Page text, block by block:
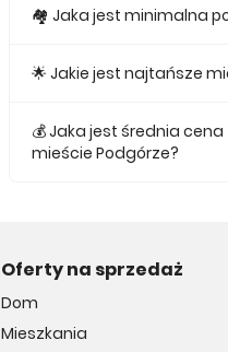
🏘 Jaka jest minimalna
🌟 Jakie jest najtańsze
💰 Jaka jest średnia
mieście Podgórze?
Oferty na sprzedaż
Dom
Mieszkania